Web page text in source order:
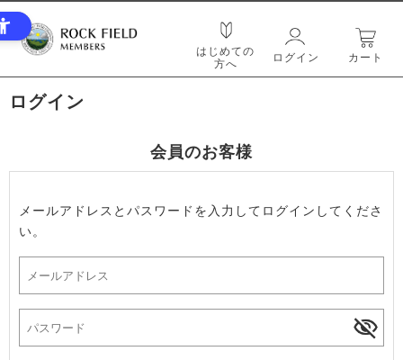
はじめての
方へ
ログイン カート
ログイン
会員のお客様
メールアドレスとパスワードを入力してログインしてくださ
い。